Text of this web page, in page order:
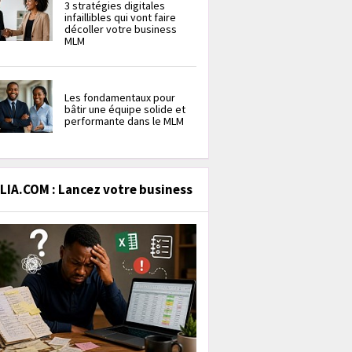
3 stratégies digitales
infaillibles qui vont faire
décoller votre business
MLM
Les fondamentaux pour
bâtir une équipe solide et
performante dans le MLM
: Lancez votre business